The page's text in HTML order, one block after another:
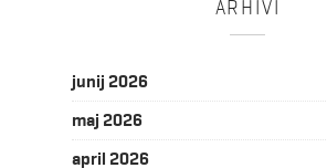
ARHIVI
junij 2026
maj 2026
april 2026